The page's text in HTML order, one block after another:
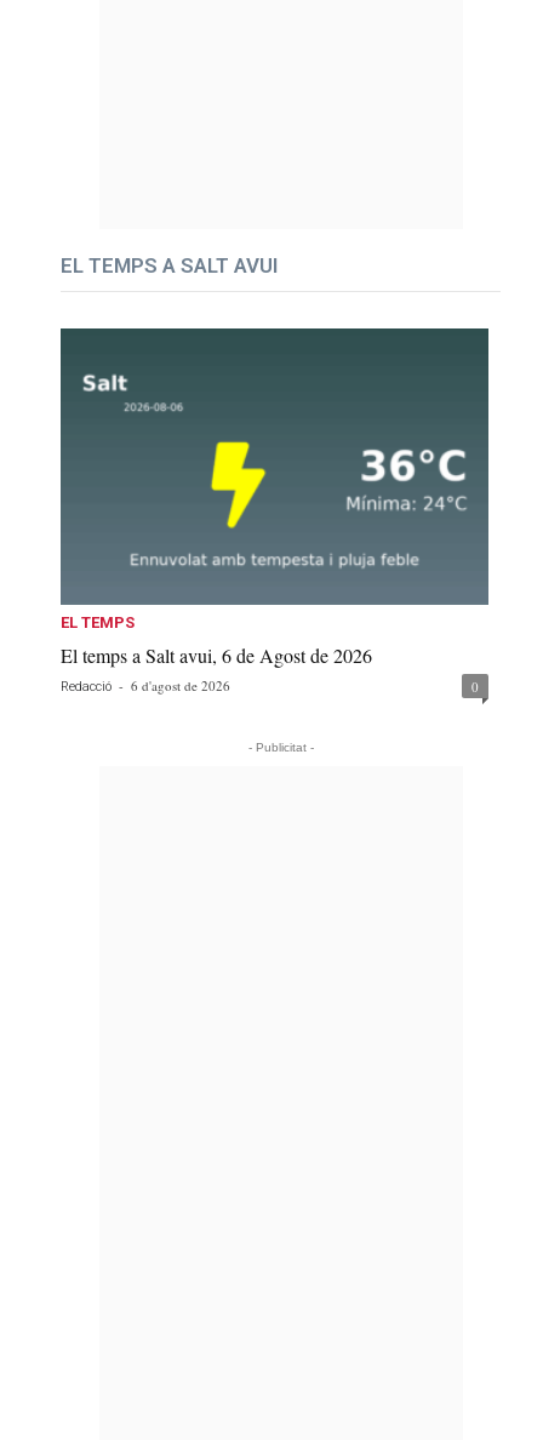
EL TEMPS A SALT AVUI
EL TEMPS
El temps a Salt avui, 6 de Agost de 2026
Redacció - 6 d'agost de 2026 0
- Publicitat -